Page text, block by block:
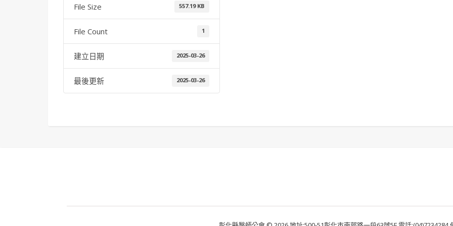
File Size 557.19 KB
File Count 1
建立日期 2025-03-26
最後更新 2025-03-26